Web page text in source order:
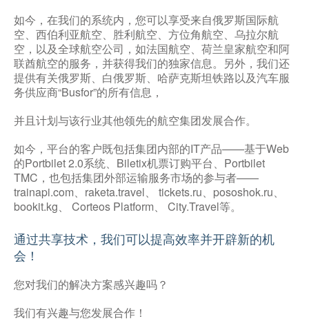
如今，在我们的系统内，您可以享受来自俄罗斯国际航
空、西伯利亚航空、胜利航空、方位角航空、乌拉尔航
空，以及全球航空公司，如法国航空、荷兰皇家航空和阿
联酋航空的服务，并获得我们的独家信息。另外，我们还
提供有关俄罗斯、白俄罗斯、哈萨克斯坦铁路以及汽车服
务供应商“Busfor”的所有信息，
并且计划与该行业其他领先的航空集团发展合作。
如今，平台的客户既包括集团内部的IT产品——基于Web
的Portbilet 2.0系统、Biletix机票订购平台、Portbilet
TMC，也包括集团外部运输服务市场的参与者——
trainapi.com、raketa.travel、 tickets.ru、pososhok.ru、
bookit.kg、 Corteos Platform、 City.Travel等。
通过共享技术，我们可以提高效率并开辟新的机
会！
您对我们的解决方案感兴趣吗？
我们有兴趣与您发展合作！